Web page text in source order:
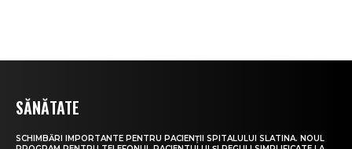
SĂNĂTATE
SCHIMBĂRI IMPORTANTE PENTRU PACIENȚII SPITALULUI SLATINA. NOUL